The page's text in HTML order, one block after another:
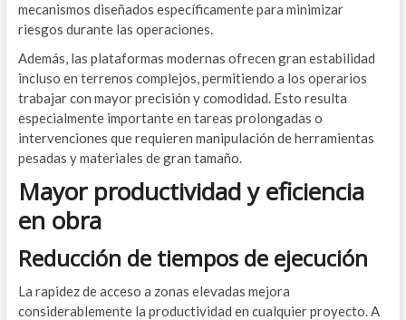
mecanismos diseñados específicamente para minimizar
riesgos durante las operaciones.
Además, las plataformas modernas ofrecen gran estabilidad
incluso en terrenos complejos, permitiendo a los operarios
trabajar con mayor precisión y comodidad. Esto resulta
especialmente importante en tareas prolongadas o
intervenciones que requieren manipulación de herramientas
pesadas y materiales de gran tamaño.
Mayor productividad y eficiencia
en obra
Reducción de tiempos de ejecución
La rapidez de acceso a zonas elevadas mejora
considerablemente la productividad en cualquier proyecto. A